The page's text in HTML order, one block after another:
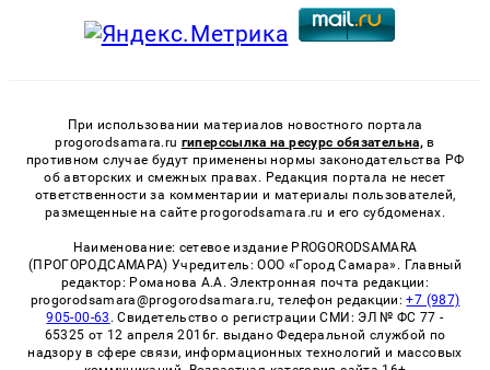
При использовании материалов новостного портала
progorodsamara.ru гиперссылка на ресурс обязательна, в
противном случае будут применены нормы законодательства РФ
об авторских и смежных правах. Редакция портала не несет
ответственности за комментарии и материалы пользователей,
размещенные на сайте progorodsamara.ru и его субдоменах.
Наименование: сетевое издание PROGORODSAMARA
(ПРОГОРОДСАМАРА) Учредитель: ООО «Город Самара». Главный
редактор: Романова А.А. Электронная почта редакции:
progorodsamara@progorodsamara.ru, телефон редакции:+7 (987)
905-00-63 . Свидетельство о регистрации СМИ: ЭЛ № ФС 77 -
65325 от 12 апреля 2016г. выдано Федеральной службой по
надзору в сфере связи, информационных технологий и массовых